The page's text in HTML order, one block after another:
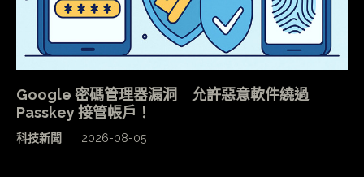
Google 密碼管理器漏洞 允許惡意軟件繞過
Passkey 接管帳戶！
科技新聞 2026-08-05